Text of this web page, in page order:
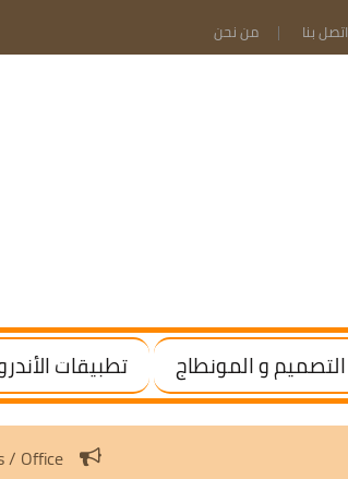
اتصل بنا من نحن
التصميم و المونطاج تطبيقات
Windows / Office